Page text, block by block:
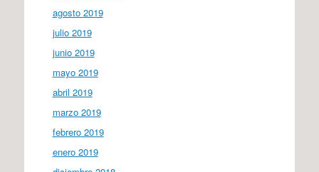
agosto 2019
julio 2019
junio 2019
mayo 2019
abril 2019
marzo 2019
febrero 2019
enero 2019